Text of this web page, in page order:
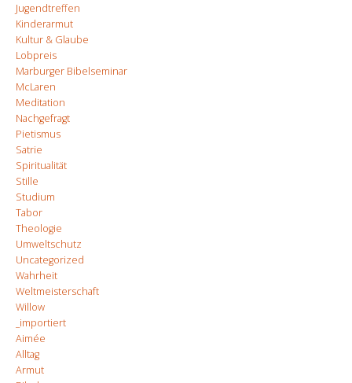
Jugendtreffen
Kinderarmut
Kultur & Glaube
Lobpreis
Marburger Bibelseminar
McLaren
Meditation
Nachgefragt
Pietismus
Satrie
Spiritualität
Stille
Studium
Tabor
Theologie
Umweltschutz
Uncategorized
Wahrheit
Weltmeisterschaft
Willow
_importiert
Aimée
Alltag
Armut